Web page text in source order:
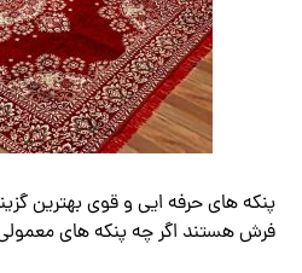
پنکه های حرفه ایی و قوی بهترین
فرش هستند اگر چه پنکه های